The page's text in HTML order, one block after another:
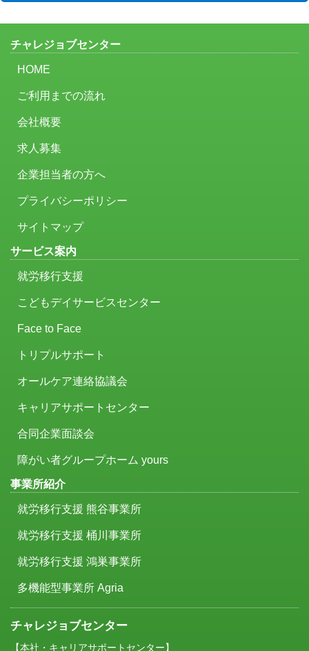
チャレジョブセンター
HOME
ご利用までの流れ
会社概要
求人募集
企業担当者の方へ
プライバシーポリシー
サイトマップ
サービス案内
就労移行支援
こどもデイサービスセンター
Face to Face
トリプルサポート
オールケア連絡協議会
キャリアサポートセンター
合同企業面談会
障がい者グループホーム yours
事業所紹介
就労移行支援 熊谷事業所
就労移行支援 桶川事業所
就労移行支援 鴻巣事業所
多機能型事業所 Agria
チャレジョブセンター
【本社・キャリアサポートセンター】